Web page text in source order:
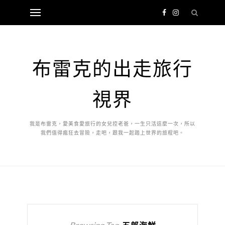
布雷克的出走旅行
視界
我是布雷克，愛美食愛旅行的女兒控老爸，一生只活這麼一次，所以
我們值得瘋狂去冒險，走吧，跟我一起踏上世界的旅程吧。